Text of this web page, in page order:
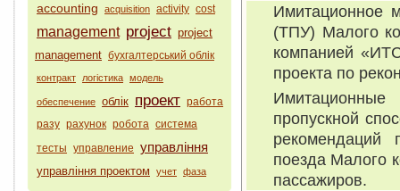
accounting
acquisition activity cost
management project project
management бухгалтерський облік
контракт логістика модель
обеспечение облік проект работа
разу рахунок робота система
тесты управление управління
управління проектом учет фаза
Имитационное
(ТПУ) Малого
компанией
проекта по
пропускной
рекомендаций
поезда Малого
пассажиров.